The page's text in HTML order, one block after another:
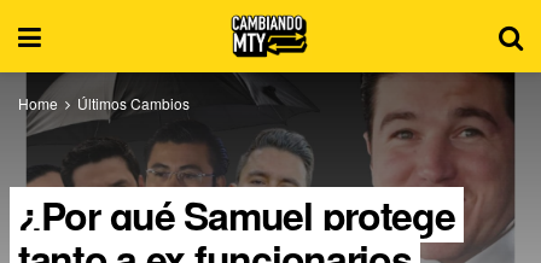
Home Últimos Cambios
¿Por qué Samuel protege